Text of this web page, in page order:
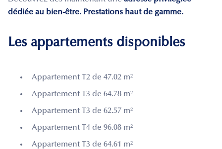
dédiée au bien-être. Prestations haut de gamme.
Les appartements disponibles
Appartement T2 de 47.02 m²
Appartement T3 de 64.78 m²
Appartement T3 de 62.57 m²
Appartement T4 de 96.08 m²
Appartement T3 de 64.61 m²